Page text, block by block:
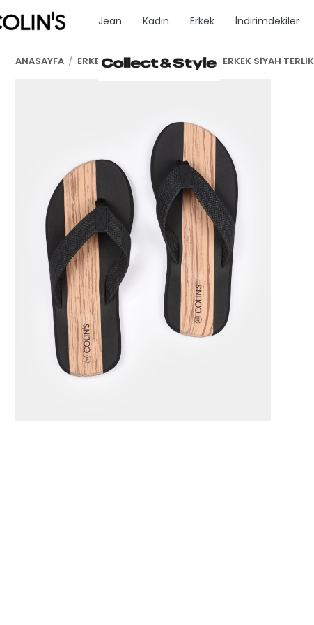
Jean Kadın Erkek İndirimdekiler
ANASAYFA / ERKEK GİYİM / ERKEK TERLİK / ERKEK SİYAH TERLİK